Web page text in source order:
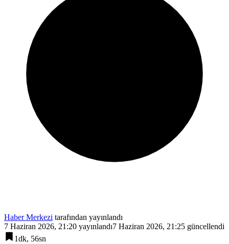
Haber Merkezi tarafından yayınlandı
7 Haziran 2026, 21:20 yayınlandı7 Haziran 2026, 21:25 güncellendi
1dk, 56sn